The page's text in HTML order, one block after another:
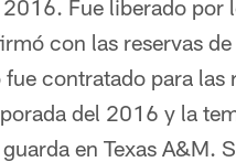
Fue liberado
con las reservas
contratado para
del 2016 y la
en Texas A&M.